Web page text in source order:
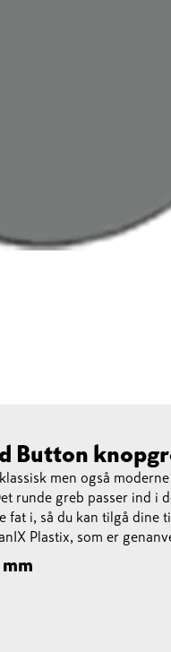
Button
men også
runde greb passer ind i
fat i, så du kan tilgå dine
Plastix, som er